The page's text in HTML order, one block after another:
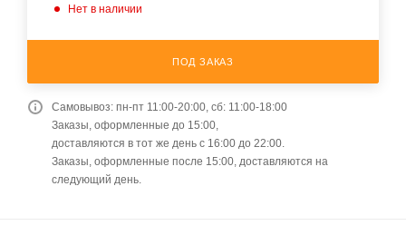
Нет в наличии
ПОД ЗАКАЗ
Самовывоз: пн-пт 11:00-20:00, сб: 11:00-18:00
Заказы, оформленные до 15:00,
доставляются в тот же день с 16:00 до 22:00.
Заказы, оформленные после 15:00, доставляются на
следующий день.